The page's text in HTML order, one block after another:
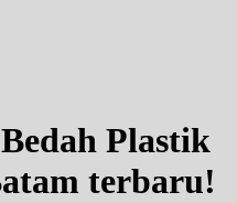
Plastik
terbaru!